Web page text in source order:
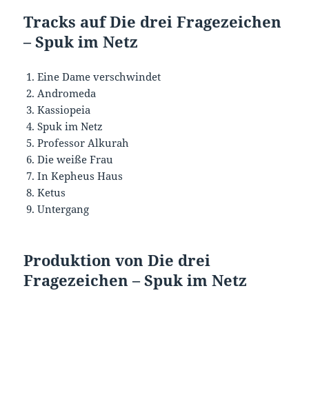
Tracks auf Die drei Fragezeichen
– Spuk im Netz
Eine Dame verschwindet
Andromeda
Kassiopeia
Spuk im Netz
Professor Alkurah
Die weiße Frau
In Kepheus Haus
Ketus
Untergang
Produktion von Die drei
Fragezeichen – Spuk im Netz